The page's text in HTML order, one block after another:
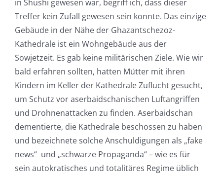
in Shushi gewesen war, begriff ich, dass dieser
Treffer kein Zufall gewesen sein konnte. Das einzige
Gebäude in der Nähe der Ghazantschezoz-
Kathedrale ist ein Wohngebäude aus der
Sowjetzeit. Es gab keine militärischen Ziele. Wie wir
bald erfahren sollten, hatten Mütter mit ihren
Kindern im Keller der Kathedrale Zuflucht gesucht,
um Schutz vor aserbaidschanischen Luftangriffen
und Drohnenattacken zu finden. Aserbaidschan
dementierte, die Kathedrale beschossen zu haben
und bezeichnete solche Anschuldigungen als „fake
news“ und „schwarze Propaganda“ – wie es für
sein autokratisches und totalitäres Regime üblich